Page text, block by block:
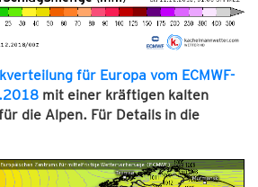
für Europa vom ECMWF-
mit einer kräftigen kalten
die Alpen. Für Details in die